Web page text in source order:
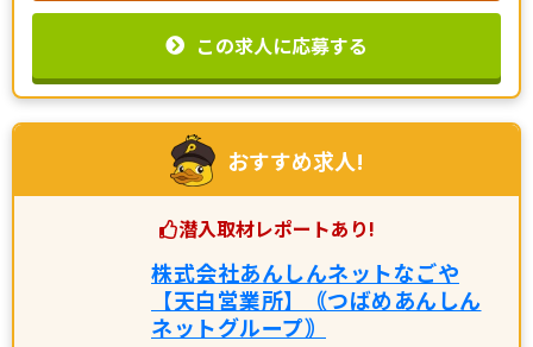
この求人に応募する
おすすめ求人!
潜入取材レポートあり!
株式会社あんしんネットなごや
【天白営業所】｟つばめあんしん
ネットグループ｠